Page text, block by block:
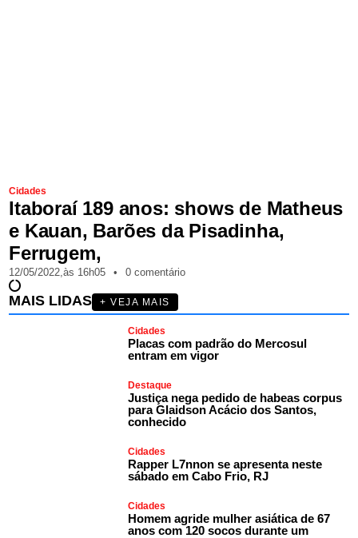
Cidades
Itaboraí 189 anos: shows de Matheus
e Kauan, Barões da Pisadinha,
Ferrugem,
12/05/2022,às 16h05 • 0 comentário
MAIS LIDAS + VEJA MAIS
Cidades
Placas com padrão do Mercosul
entram em vigor
Destaque
Justiça nega pedido de habeas corpus
para Glaidson Acácio dos Santos,
conhecido
Cidades
Rapper L7nnon se apresenta neste
sábado em Cabo Frio, RJ
Cidades
Homem agride mulher asiática de 67
anos com 120 socos durante um